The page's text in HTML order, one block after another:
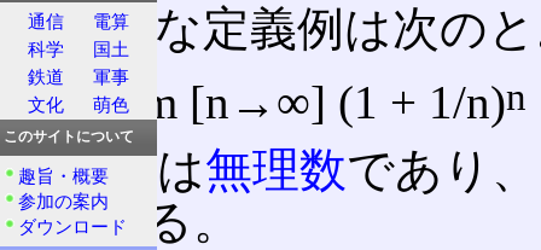
代表的な定義例は次の
e = lim [n→∞] (1 + 1/n)n
その値は無理数であり
でもある。
通信
電算
科学
国土
鉄道
軍事
文化
萌色
このサイトについて
趣旨・概要
参加の案内
ダウンロード